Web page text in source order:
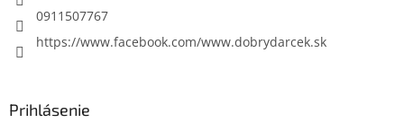
v
0911507767
https://www.facebook.com/www.dobrydarcek.sk
Prihlásenie